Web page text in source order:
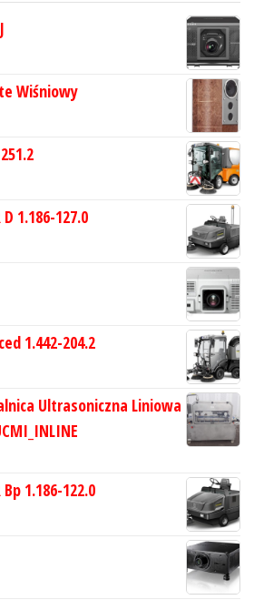
Wiśniowy
1.186-127.0
1.442-204.2
Ultrasoniczna Liniowa
1.186-122.0